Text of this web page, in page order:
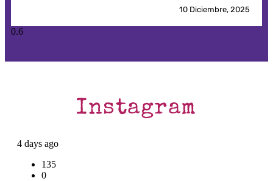
10 Diciembre, 2025
Instagram
4 days ago
135
0